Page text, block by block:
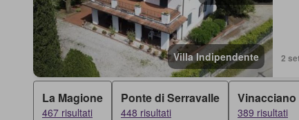
Villa Indipendente 2
La Magione
467 risultati
Ponte di Serravalle
448 risultati
Vinacciano
389 risultati